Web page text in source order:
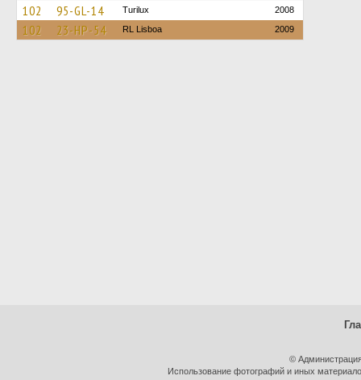
102 95-GL-14 Turilux 2008
102 23-HP-54 RL Lisboa 2009
©
Использование фотографий и иных